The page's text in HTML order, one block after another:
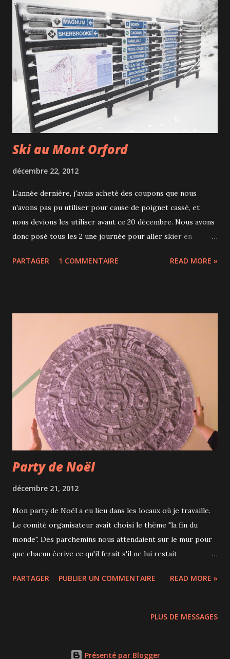
bois, surtout avec une poussette! Nous logeons au pied de
la Coit Tower que nous sommes allés visiter. Nous avons eu
de la chance car la vue était dégagée. À l'intérieur de cette
tour art déco de 63 mètres, on peut voir une fresque de
différentes scènes de la vie quotidienne. Pour la "modique"
somme de 7$, on peut accéder en haut de la tour d'où on
peut admirer une grande partie de la baie de San Francisco
et bien sûr l'île d...
Ski au Mont Orford
décembre 22, 2012
L'année dernière, j'avais acheté des coupons que nous
n'avons pas pu utiliser pour cause de poignet cassé, et
nous devions les utiliser avant ce 20 décembre. Nous avons
donc posé tous les 2 une journée pour aller skier en
d'habitude. Le Mont Orford se trouve dans les Cantons de
plus les températures ne sont pas trop froides (environ 1
degré), ce qui permet d'apprécier plus sereinement la vue
quand on est sur le télésiège. Je dois être l'une des rares
personnes à faire encore du snowblades mais j'aime
vraiment ça. Sympa, on nous donne même des mouchoirs
en cas de nez qui coule! Ce qui est agréable quand on skie
en semaine, c'est qu'il n'y a personne sur les pistes. Ça nous
a bien...
PARTAGER 1 COMMENTAIRE READ MORE »
Party de Noël
décembre 21, 2012
Mon party de Noël a eu lieu dans les locaux où je travaille.
Le comité organisateur avait choisi le thème "la fin du
monde". Des parchemins nous attendaient sur le mur pour
que chacun écrive ce qu'il ferait s'il ne lui restait
tournée sur le thème par plusieurs de mes collègues et
également eu droit à un cadeau au tirage au sort. Cette
PARTAGER PUBLIER UN COMMENTAIRE READ MORE »
PLUS DE MESSAGES
Présenté par Blogger